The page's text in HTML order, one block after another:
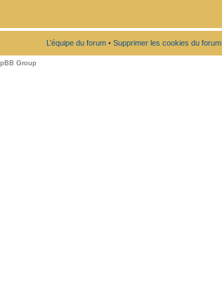
L’équipe du forum • Supprimer les cookies du forum
Group